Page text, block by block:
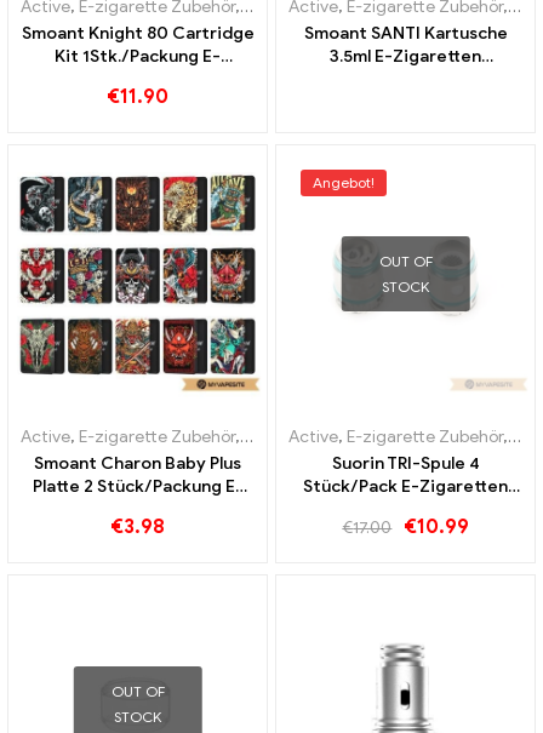
Active, E-zigarette Zubehör, Verdampfer
Smoant Knight 80 Cartridge
Kit 1Stk./Packung E-
Custom
€11.90
Active, E-zigarette Zubehör,
Smoant SANTI Kartusche
3.5ml E-Zigaretten
Active, E-zigarette Zubehör, Verdampfer
Smoant Charon Baby Plus
Platte 2 Stück/Packung E-
Custom
€3.98
Angebot!
OUT OF
STOCK
Active, E-zigarette Zubehör,
Suorin TRI-Spule 4
Stück/Pack E-Zigaretten
€17.00 €10.99
OUT OF
STOCK